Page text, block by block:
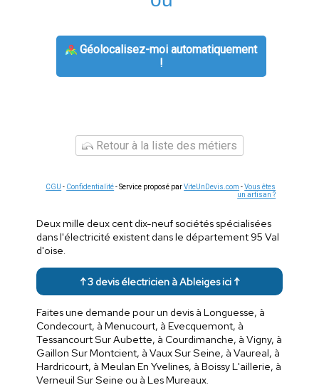
Géolocalisez-moi automatiquement
!
Retour à la liste des métiers
CGU - Confidentialité- Service proposé parViteUnDevis.com -Vous êtes
un artisan ?
Deux mille deux cent dix-neuf sociétés spécialisées
dans l'électricité existent dans le département 95 Val
d'oise.
↑ 3 devis électricien à Ableiges ici ↑
Faites une demande pour un devis à Longuesse, à
Condecourt, à Menucourt, à Evecquemont, à
Tessancourt Sur Aubette, à Courdimanche, à Vigny, à
Gaillon Sur Montcient, à Vaux Sur Seine, à Vaureal, à
Hardricourt, à Meulan En Yvelines, à Boissy L'aillerie, à
Verneuil Sur Seine ou à Les Mureaux.